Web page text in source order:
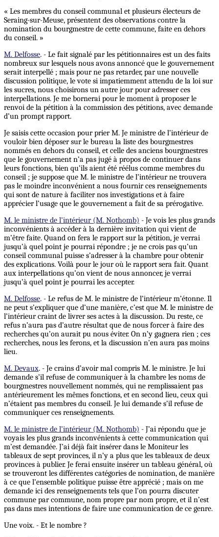
« Les membres du conseil communal et plusieurs électeurs de
Seraing-sur-Meuse, présentent des observations contre la
nomination du bourgmestre de cette commune, faite en dehors
du conseil. »
M. Delfosse. - Le fait signalé par les pétitionnaires est un des faits
nombreux sur lesquels nous avons annoncé que le gouvernement
serait interpellé ; mais pour ne pas retarder, par une nouvelle
discussion politique, le vote si impatiemment attendu de la loi sur
les sucres, nous choisirons un autre jour pour adresser ces
interpellations. Je me bornerai pour le moment à proposer le
renvoi de la pétition à la commission des pétitions, avec demande
d’un prompt rapport.
Je saisis cette occasion pour prier M. Je ministre de l’intérieur de
vouloir bien déposer sur le bureau la liste des bourgmestres
nommés en dehors du conseil, et celle des anciens bourgmestres
que le gouvernement n’a pas jugé à propos de continuer dans
leurs fonctions, bien qu’ils aient été réélus comme membres du
conseil ; je suppose que M. le ministre de l’intérieur ne trouvera
pas le moindre inconvénient a nous fournir ces renseignements
qui sont de nature à faciliter nos investigations et à faire
apprécier l’usage que le gouvernement a fait de sa prérogative.
M. le ministre de l’intérieur (M. Nothomb) - Je vois les plus grands
inconvénients à accéder à la dernière invitation qui vient de
m’être faite. Quand on fera le rapport sur la pétition, je verrai
jusqu’à quel point je pourrai répondre ; je ne crois pas qu’un
conseil communal puisse s’adresser à la chambre pour obtenir
des explications. Voilà pour le jour où le rapport sera fait. Quant
aux interpellations qu’on vient de nous annoncer, je verrai
jusqu’à quel point je pourrai les accepter.
M. Delfosse. - Le refus de M. le ministre de l’intérieur m’étonne. Il
ne peut s’expliquer que d’une manière, c’est que M. le ministre de
l’intérieur craint de livrer ses actes à la discussion. Du reste, ce
refus n’aura pas d’autre résultat que de nous forcer à faire des
recherches qu’on aurait pu nous éviter. On n’y gagnera rien ; ces
recherches, nous les ferons, et la discussion n’en aura pas moins
lieu.
M. Devaux. - Je crains d’avoir mal compris M. le ministre. Je lui
demande s’il refuse de communiquer à la chambre les noms de
bourgmestres nouvellement nommés, qui ne remplissaient pas
antérieurement les mêmes fonctions, et en second lieu, ceux qui
n’étaient pas membres du conseil. Je lui demande s’il refuse de
communiquer ces renseignements.
M. le ministre de l’intérieur (M. Nothomb) - J’ai répondu que je
voyais les plus grands inconvénients à cette communication qui
m’est demandée. J’ai déjà fait insérer dans le Moniteur les
tableaux de sept provinces, il n’y a plus que les tableaux de deux
provinces à publier. Je ferai ensuite insérer un tableau général, où
se trouveront les différentes catégories de nomination, de manière
à ce que l’ensemble politique puisse être apprécié ; mais on me
demande ici des renseignements tels que l’on pourra discuter
commune par commune, nom propre par nom propre, et il n’est
pas dans mes intentions de faire une communication de ce genre.
Une voix. - Et le nombre ?